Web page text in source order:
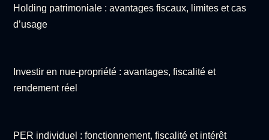
Holding patrimoniale : avantages fiscaux, limites et cas
d’usage
Investir en nue-propriété : avantages, fiscalité et
rendement réel
PER individuel : fonctionnement, fiscalité et intérêt